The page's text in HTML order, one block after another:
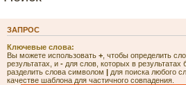
ЗАПРОС
Ключевые слова:
Вы можете использовать + , чтобы определить
результатах, и - для слов, которых в
разделить слова символом | для поиска любого
качестве шаблона для частичного совпадения.